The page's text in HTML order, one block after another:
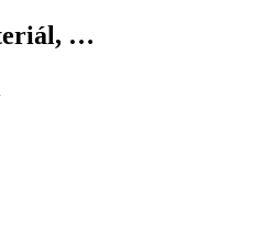
…